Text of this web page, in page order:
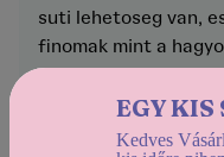
suti lehetoseg van,
finomak mint a
kellett valtoztatnom
EGY KIS
Kedves